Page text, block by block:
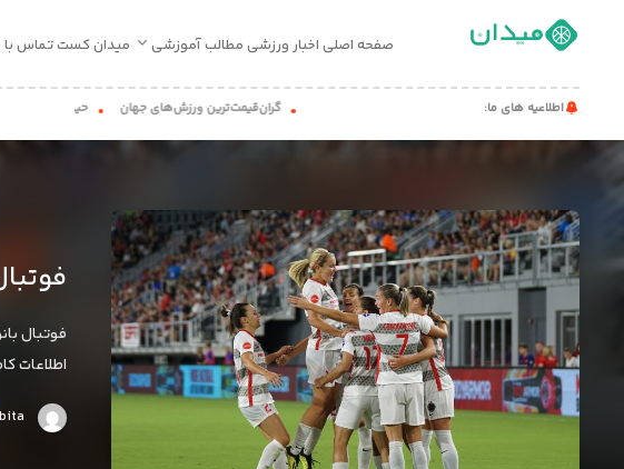
صفحه اصلی اخبار ورزشی مطالب آموزشی میدان کستتماس با
اطلاعیه های ما: گران‌قیمت‌ترین ورزش‌های جهان حیواناتی که فوتبال بازی
فوتبال
اطلاعات
bita
صفحه
مطالب
آموزشی
تماس